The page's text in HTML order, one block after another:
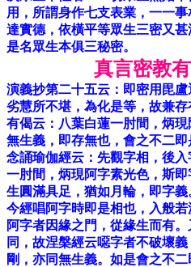
用，所謂身作七支表業，一一
達實德，依橫平等眾生三密又
是名眾生本俱三秘密。
真言密教
演義抄第二十五云：即密用毘
劣慧所不堪，為化是等，故兼存
有偈云：八葉白蓮一肘間，炳
無生義，即存無也，會之不二即
念誦瑜伽經云：先觀字相，後
一肘間，炳現阿字素光色，斯
生圓滿具足，猶如月輪，即字
今經唱阿字時即是相也，入般若
阿字者因緣之門，從緣生而有
同，故涅槃經云噁字者不破壞
剛，亦同無生義。如是會之不